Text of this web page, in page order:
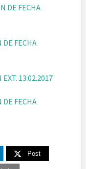
DE FECHA
DE FECHA
EXT. 13.02.2017
DE FECHA
Post